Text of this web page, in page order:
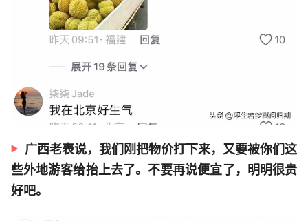
广西老表说，我们刚把物价打下来，又要被你们这
些外地游客给抬上去了。不要再说便宜了，明明很贵
好吧。